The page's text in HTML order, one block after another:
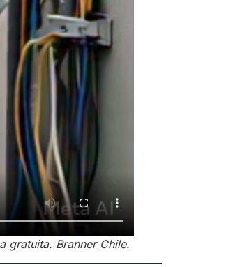
gratuita. Branner Chile.